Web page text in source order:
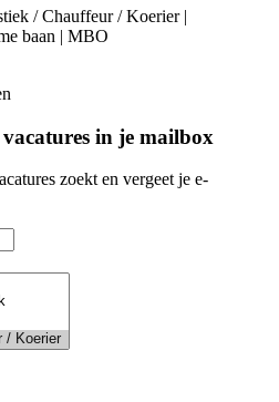
/ Chauffeur / Koerier |
baan | MBO
in je mailbox
zoekt en vergeet je e-